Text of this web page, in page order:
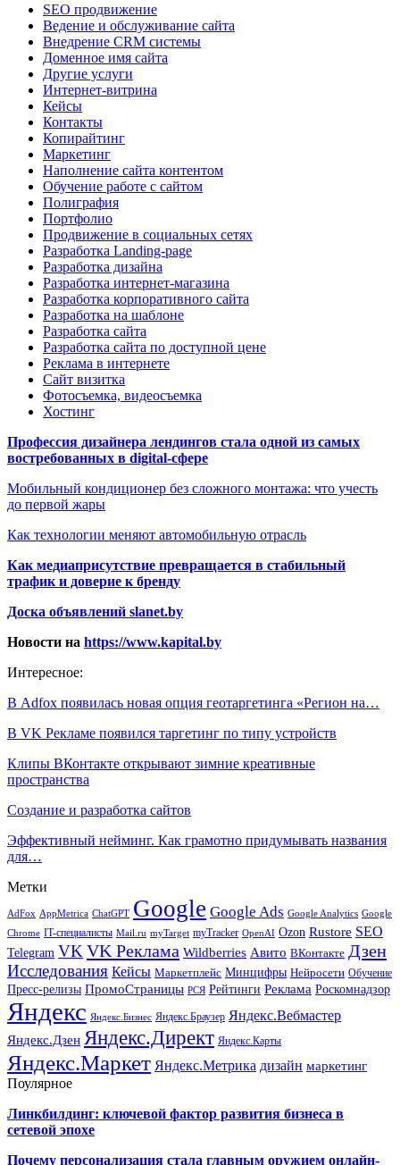
SEO продвижение
Ведение и обслуживание сайта
Внедрение CRM системы
Доменное имя сайта
Другие услуги
Интернет-витрина
Кейсы
Контакты
Копирайтинг
Маркетинг
Наполнение сайта контентом
Обучение работе с сайтом
Полиграфия
Портфолио
Продвижение в социальных сетях
Разработка Landing-page
Разработка дизайна
Разработка интернет-магазина
Разработка корпоративного сайта
Разработка на шаблоне
Разработка сайта
Разработка сайта по доступной цене
Реклама в интернете
Сайт визитка
Фотосъемка, видеосъемка
Хостинг
Профессия дизайнера лендингов стала одной из самых
востребованных в digital-сфере
Мобильный кондиционер без сложного монтажа: что учесть
до первой жары
Как технологии меняют автомобильную отрасль
Как медиаприсутствие превращается в стабильный
трафик и доверие к бренду
Доска объявлений slanet.by
Новости на https://www.kapital.by
Интересное:
В Adfox появилась новая опция геотаргетинга «Регион на…
В VK Рекламе появился таргетинг по типу устройств
Клипы ВКонтакте открывают зимние креативные
пространства
Создание и разработка сайтов
Эффективный нейминг. Как грамотно придумывать названия
для…
Метки
AdFox AppMetrica ChatGPT Google Google Ads Google Analytics Google
Chrome IT-специалисты Mail.ru myTarget myTracker OpenAI Ozon Rustore SEO
Telegram VK VK Реклама Wildberries Авито ВКонтакте Дзен
Исследования Кейсы Маркетплейс Минцифры Нейросети Обучение
Пресс-релизы ПромоСтраницы РСЯ Рейтинги Реклама Роскомнадзор
Яндекс Яндекс.Бизнес Яндекс.Браузер Яндекс.Вебмастер
Яндекс.Дзен Яндекс.Директ Яндекс.Карты
Яндекс.Маркет Яндекс.Метрика дизайн маркетинг
Поулярное
Линкбилдинг: ключевой фактор развития бизнеса в
сетевой эпохе
Почему персонализация стала главным оружием онлайн-